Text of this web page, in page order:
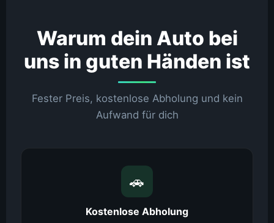
Warum dein Auto bei
uns in guten Händen ist
Fester Preis, kostenlose Abholung und kein
Aufwand für dich
🚗
Kostenlose Abholung